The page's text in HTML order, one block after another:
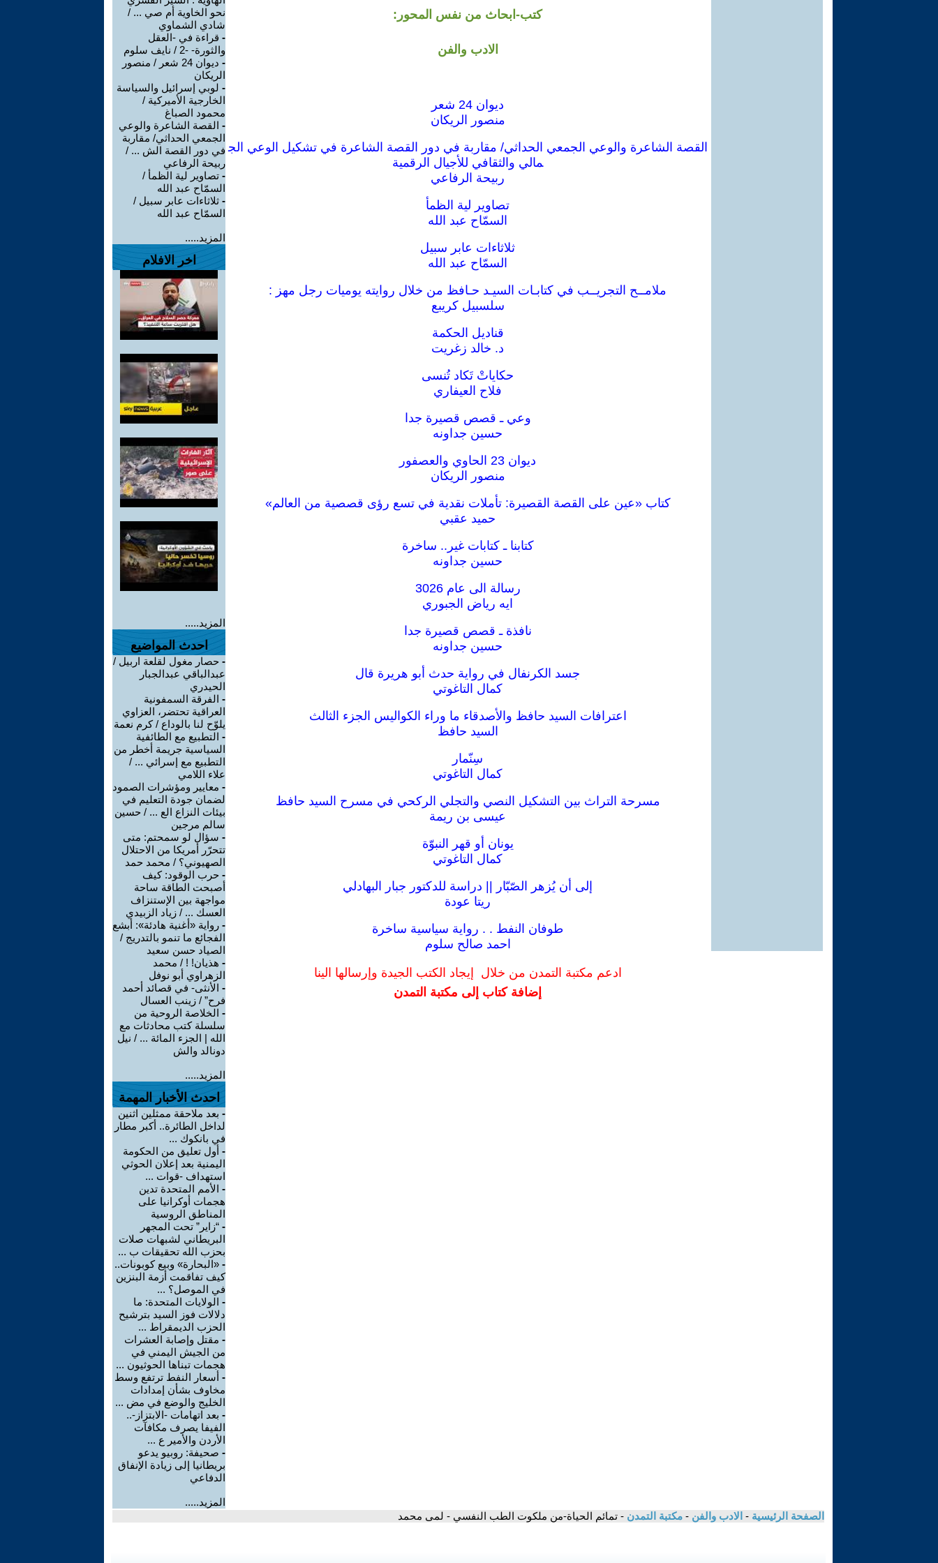
كتب-ابحاث من نفس المحور:
الادب والفن
ديوان 24 شعر
منصور الريكان
القصة الشاعرة والوعي الجمعي الحداثي/ مقاربة في دور القصة الشاعرة في تشكيل الوعي الج
مالي والثقافي للأجيال الرقمية
ربيحة الرفاعي
تصاوير لية الظمأ
السمّاح عبد الله
ثلاثاءات عابر سبيل
السمّاح عبد الله
ملامــح التجريــب في كتابـات السيـد حـافظ من خلال روايته يوميات رجل مهز :
سلسبيل كريبع
قناديل الحكمة
د. خالد زغريت
حكاياتْ تَكاد تُنسى
فلاح العيفاري
وعي ـ قصص قصيرة جدا
حسين جداونه
ديوان 23 الحاوي والعصفور
منصور الريكان
كتاب «عين على القصة القصيرة: تأملات نقدية في تسع رؤى قصصية من العالم»
حميد عقبي
كتابنا ـ كتابات غير.. ساخرة
حسين جداونه
رسالة الى عام 3026
ايه رياض الجبوري
نافذة ـ قصص قصيرة جدا
حسين جداونه
جسد الكرنفال في رواية حدث أبو هريرة قال
كمال التاغوتي
اعترافات السيد حافظ والأصدقاء ما وراء الكواليس الجزء الثالث
السيد حافظ
سِنّمار
كمال التاغوتي
مسرحة التراث بين التشكيل النصي والتجلي الركحي في مسرح السيد حافظ
عيسى بن ريمة
يونان أو قهر النبوّة
كمال التاغوتي
إلى أن يُزهر الصّبّار || دراسة للدكتور جبار البهادلي
ريتا عودة
طوفان النفط . . رواية سياسية ساخرة
احمد صالح سلوم
ادعم مكتبة التمدن من خلال إيجاد الكتب الجيدة وإرسالها الينا
إضافة كتاب إلى مكتبة التمدن
نحو الخاوية أم صي ... /
شادي الشماوي
- قراءة في -العقل
والثورة- -2 / نايف سلوم
-
ديوان 24 شعر / منصور
الريكان
- لوبي إسرائيل والسياسة
الخارجية الأميركية /
محمود الصباغ
- القصة الشاعرة والوعي
الجمعي الحداثي/ مقاربة
في دور القصة الش ... /
ربيحة الرفاعي
- تصاوير لية الظمأ /
السمّاح عبد الله
- ثلاثاءات عابر سبيل /
السمّاح عبد الله
المزيد.....
اخر الافلام
المزيد.....
احدث المواضيع
- حصار مغول لقلعة اربيل /
عبدالباقي عبدالجبار
الحيدري
- الفرقة السمفونية
العراقية تحتضر، العزاوي
يلوّح لنا بالوداع / كرم نعمة
- التطبيع مع الطائفية
السياسية جريمة أخطر من
التطبيع مع إسرائي ... /
علاء اللامي
- معايير ومؤشرات الصمود
لضمان جودة التعليم في
بيئات النزاع الع ... / حسين
سالم مرجين
- سؤال لو سمحتم: متى
تتحرّر أمريكا من الاحتلال
الصهيوني؟ / محمد حمد
- حرب الوقود: كيف
أصبحت الطاقة ساحة
مواجهة بين الإستنزاف
العسك ... / زياد الزبيدي
- رواية «أغنية هادئة»: أبشع
الفجائع ما تنمو بالتدريج /
الصياد حسن سعيد
- هذيان! ! / محمد
الزهراوي أبو نوفل
- الأنثى- في قصائد أحمد
فرح” / زينب العسال
- الخلاصة الروحية من
سلسلة كتب محادثات مع
الله | الجزء المائة ... / نيل
دونالد والش
المزيد.....
احدث الأخبار المهمة
- بعد ملاحقة ممثلين اثنين
لداخل الطائرة.. أكبر مطار
في بانكوك ...
- أول تعليق من الحكومة
اليمنية بعد إعلان الحوثي
استهداف -قوات ...
- الأمم المتحدة تدين
هجمات أوكرانيا على
المناطق الروسية
- “زاير” تحت المجهر
البريطاني لشبهات صلات
بحزب الله تحقيقات ب ...
- «البحارة» وبيع كوبونات..
كيف تفاقمت أزمة البنزين
في الموصل؟ ...
- الولايات المتحدة: ما
دلالات فوز السيد بترشيح
الحزب الديمقراط ...
- مقتل وإصابة العشرات
من الجيش اليمني في
هجمات تبناها الحوثيون ...
- أسعار النفط ترتفع وسط
مخاوف بشأن إمدادات
الخليج والوضع في مض ...
- بعد اتهامات -الابتزاز-..
الفيفا يصرف مكافآت
الأردن والأمير ع ...
- صحيفة: روبيو يدعو
بريطانيا إلى زيادة الإنفاق
الدفاعي
المزيد.....
الصفحة الرئيسية - الادب والفن - مكتبة التمدن - تمائم الحياة-من ملكوت الطب النفسي - لمى محمد